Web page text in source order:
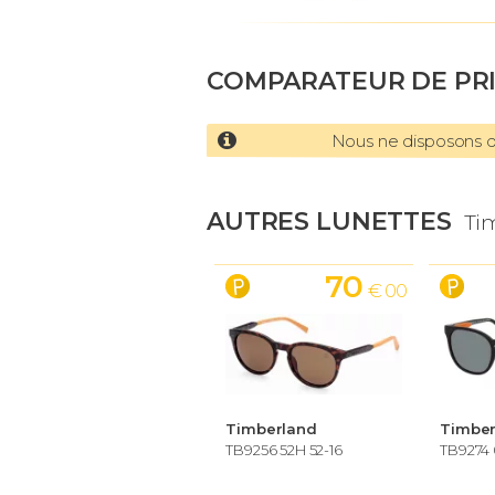
COMPARATEUR DE
Nous ne disposons
AUTRES LUNETTES
Timberland
TB9256 52H 52-16
70 € 00
TB9274